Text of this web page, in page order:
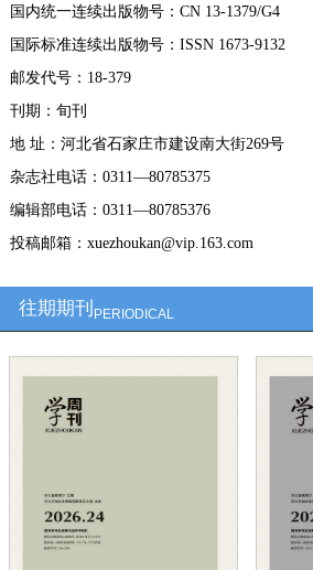
国内统一连续出版物号：CN 13-1379/G4
国际标准连续出版物号：ISSN 1673-9132
邮发代号：18-379
刊期：旬刊
地 址：河北省石家庄市建设南大街269号
杂志社电话：0311—80785375
编辑部电话：0311—80785376
投稿邮箱：xuezhoukan@vip.163.com
往期期刊 PERIODICAL